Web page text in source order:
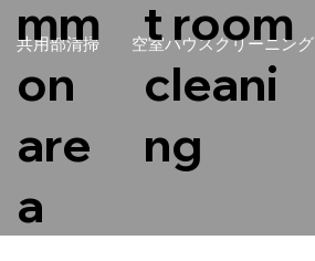
共用部清掃 空室ハウスクリーニング
mm
on
are
a
t room
cleani
ng